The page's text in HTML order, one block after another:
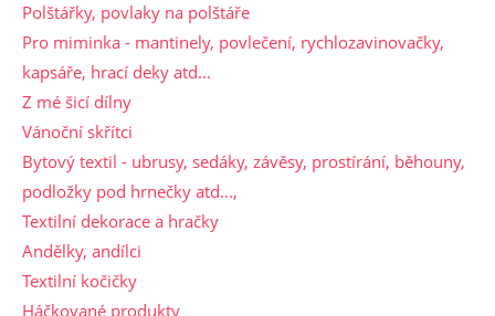
Polštářky, povlaky na polštáře
Pro miminka - mantinely, povlečení, rychlozavinovačky,
kapsáře, hrací deky atd...
Z mé šicí dílny
Vánoční skřítci
Bytový textil - ubrusy, sedáky, závěsy, prostírání, běhouny,
podložky pod hrnečky atd...,
Textilní dekorace a hračky
Andělky, andílci
Textilní kočičky
Háčkované produkty